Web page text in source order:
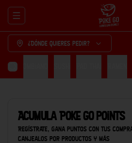
Abrir menu de navegación
¿Dónde quieres pedir?
Colombiano
AcumulaPoke Go points
Regístrate, gana puntos con tus
canjealos por productos y más